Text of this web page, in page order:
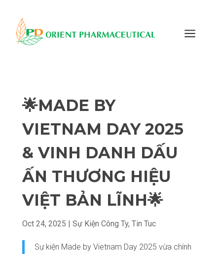
a
🌟MADE BY
VIETNAM DAY 2025
& VINH DANH DẤU
ẤN THƯƠNG HIỆU
VIỆT BẢN LĨNH🌟
Oct 24, 2025 | Sự Kiện Công Ty, Tin Tuc
Sự kiện Made by Vietnam Day 2025 vừa chính